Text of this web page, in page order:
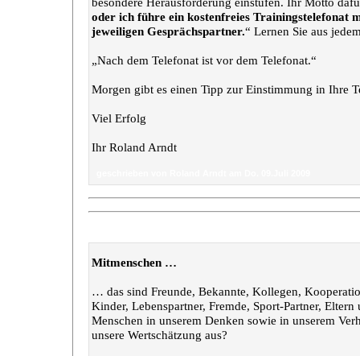
oder ich führe ein kostenfreies Trainingstelefonat
jeweiligen Gesprächspartner.“ Lernen Sie aus
„Nach dem Telefonat ist vor dem Telefonat.“
Morgen gibt es einen Tipp zur Einstimmung in Ihre
Viel Erfolg
Ihr Roland Arndt
Mitmenschen …
… das sind Freunde, Bekannte, Kollegen,
Kinder, Lebenspartner, Fremde, Sport-Partner,
Menschen in unserem Denken sowie in unserem
unsere Wertschätzung aus?